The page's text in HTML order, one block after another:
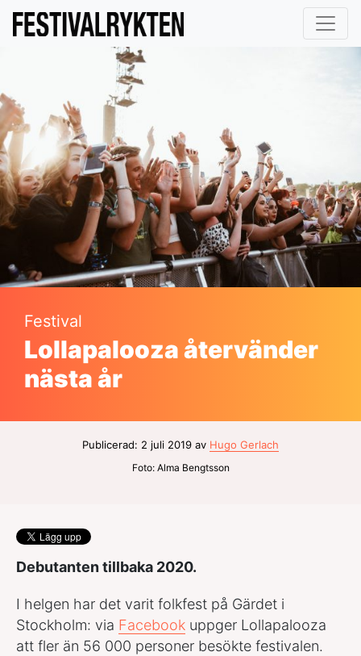
Festival
Lollapalooza återvänder
nästa år
Publicerad: 2 juli 2019 av Hugo Gerlach
Foto: Alma Bengtsson
Debutanten tillbaka 2020.
I helgen har det varit folkfest på Gärdet i
Stockholm: via Facebook uppger Lollapalooza
att fler än 56 000 personer besökte festivalen.